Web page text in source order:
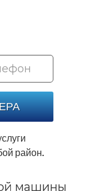
район.
машины